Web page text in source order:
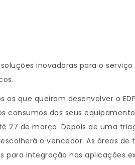
inovadoras para o serviço
que queiram desenvolver o
dos seus
27 de março. Depois de uma
o vencedor. As áreas
integração nas aplicações